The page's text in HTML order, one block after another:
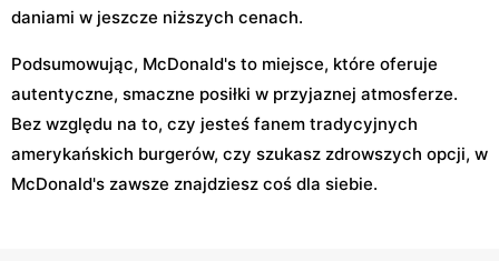
daniami w jeszcze niższych cenach.
Podsumowując, McDonald's to miejsce, które oferuje
autentyczne, smaczne posiłki w przyjaznej atmosferze.
Bez względu na to, czy jesteś fanem tradycyjnych
amerykańskich burgerów, czy szukasz zdrowszych opcji, w
McDonald's zawsze znajdziesz coś dla siebie.